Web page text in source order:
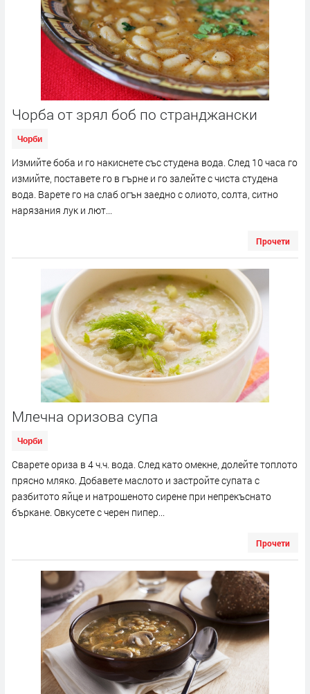
Чорба от зрял боб по странджански
Чорби
Измийте боба и го накиснете със студена вода. След 10 часа го
измийте, поставете го в гърне и го залейте с чиста студена
вода. Варете го на слаб огън заедно с олиото, солта, ситно
нарязания лук и лют...
Прочети
Млечна оризова супа
Чорби
Сварете ориза в 4 ч.ч. вода. След като омекне, долейте топлото
прясно мляко. Добавете маслото и застройте супата с
разбитото яйце и натрошеното сирене при непрекъснато
бъркане. Овкусете с черен пипер...
Прочети